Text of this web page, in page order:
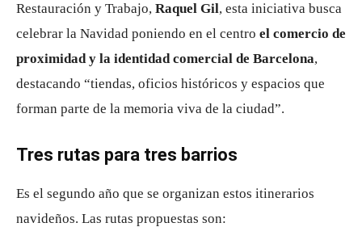
Restauración y Trabajo, Raquel Gil, esta iniciativa busca
celebrar la Navidad poniendo en el centro el comercio de
proximidad y la identidad comercial de Barcelona,
destacando “tiendas, oficios históricos y espacios que
forman parte de la memoria viva de la ciudad”.
Tres rutas para tres barrios
Es el segundo año que se organizan estos itinerarios
navideños. Las rutas propuestas son: